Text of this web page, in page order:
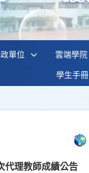
單位 雲端學院
學生手冊
代理教師成績公告